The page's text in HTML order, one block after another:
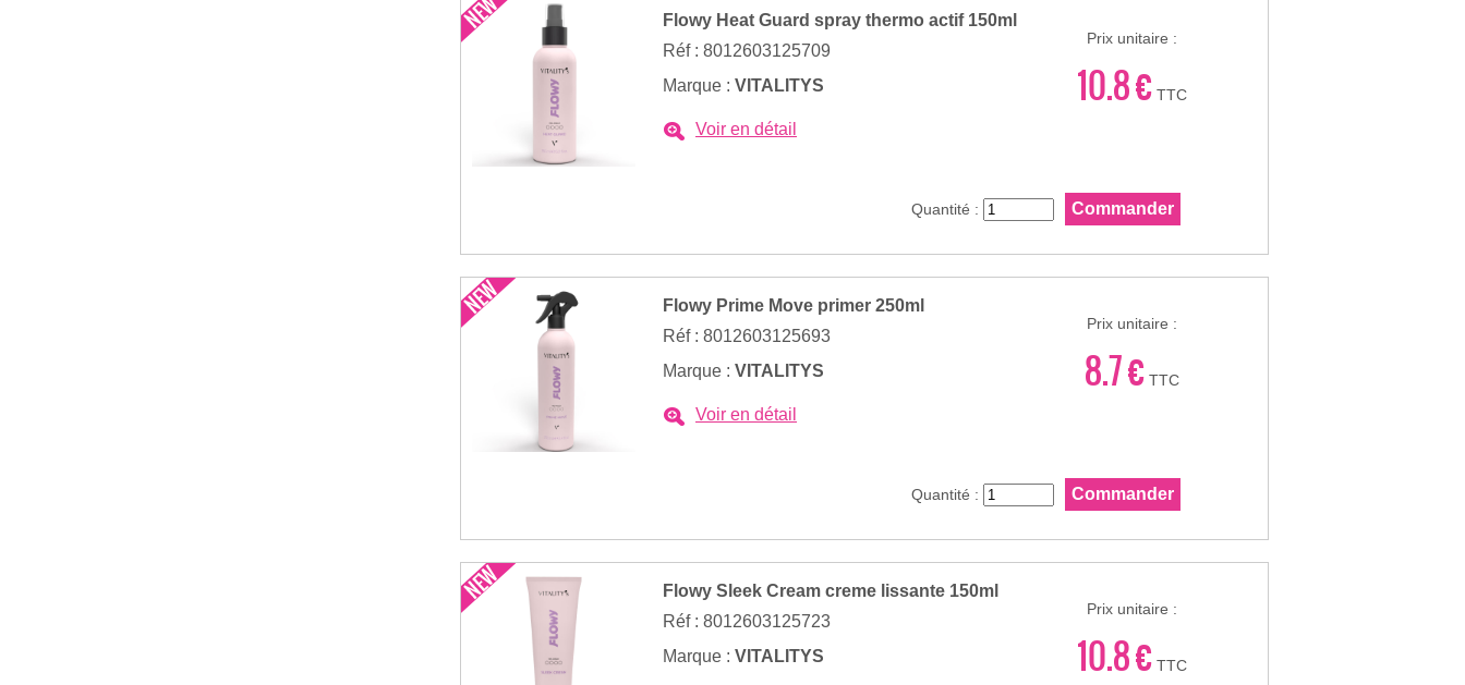
Flowy Heat Guard spray thermo actif 150ml
Réf : 8012603125709
Marque : VITALITYS
Voir en détail
Prix unitaire :
10.8 €TTC
Quantité :
Flowy Prime Move primer 250ml
Réf : 8012603125693
Marque : VITALITYS
Voir en détail
Prix unitaire :
8.7 €TTC
Quantité :
Flowy Sleek Cream creme lissante 150ml
Réf : 8012603125723
Marque : VITALITYS
Prix unitaire :
10.8 €TTC